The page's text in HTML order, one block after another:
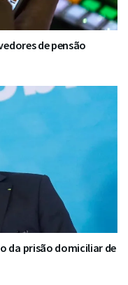
de pensão
da prisão domiciliar de